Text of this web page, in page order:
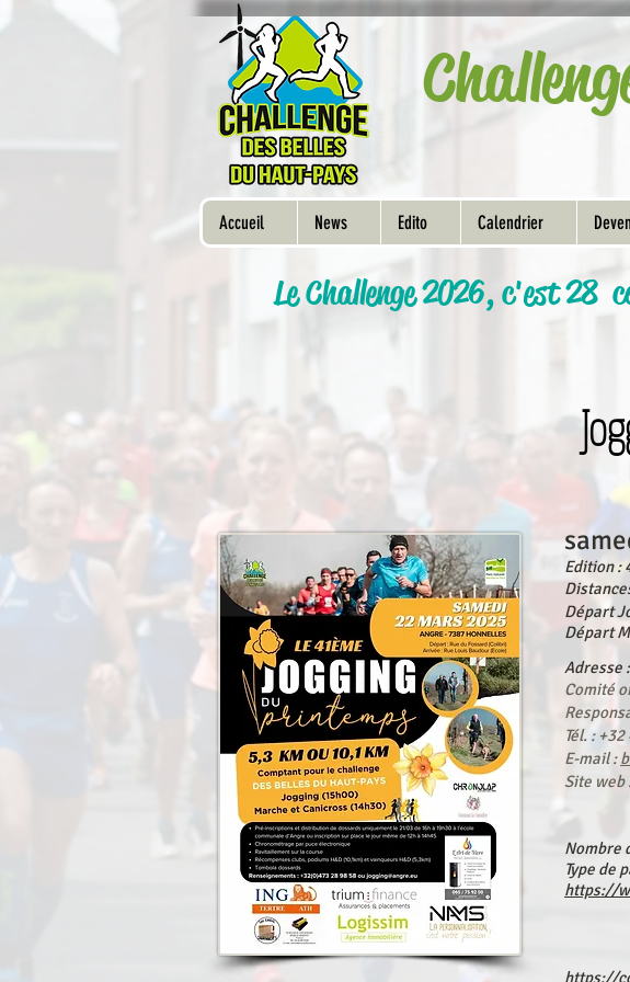
Accueil News Edito Calendrier
Le Challenge 2026, c'est 28
Edition :
Départ
Départ
Adresse
Comité
Tél. :
E-mail :
Site web
Nombre
Type de
https://
https://